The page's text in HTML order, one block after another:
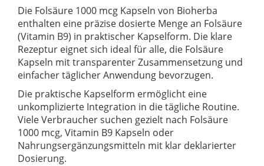
Die Folsäure 1000 mcg Kapseln von Bioherba
enthalten eine präzise dosierte Menge an Folsäure
(Vitamin B9) in praktischer Kapselform. Die klare
Rezeptur eignet sich ideal für alle, die Folsäure
Kapseln mit transparenter Zusammensetzung und
einfacher täglicher Anwendung bevorzugen.
Die praktische Kapselform ermöglicht eine
unkomplizierte Integration in die tägliche Routine.
Viele Verbraucher suchen gezielt nach Folsäure
1000 mcg, Vitamin B9 Kapseln oder
Nahrungsergänzungsmitteln mit klar deklarierter
Dosierung.